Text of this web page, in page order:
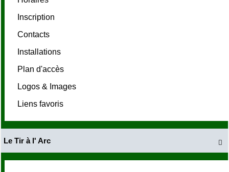
Inscription
Contacts
Installations
Plan d'accès
Logos & Images
Liens favoris

Le Tir à l' Arc